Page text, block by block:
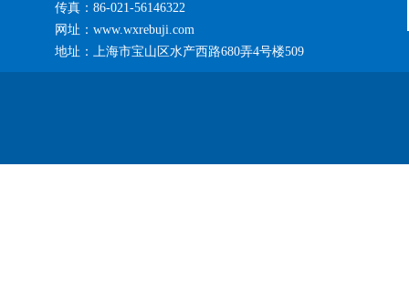
传真：86-021-56146322
网址：www.wxrebuji.com
地址：上海市宝山区水产西路680弄4号楼509